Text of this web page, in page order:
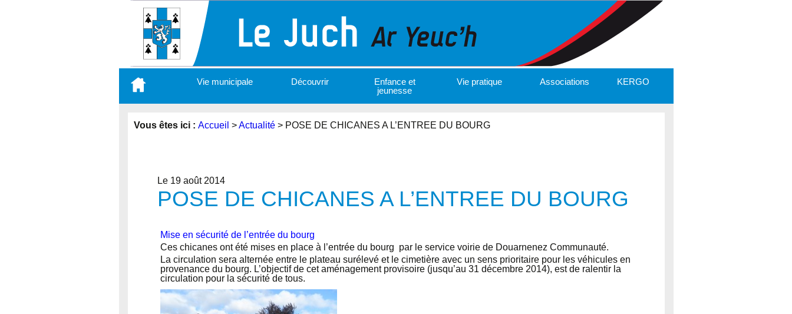
contenu
Vie municipale Découvrir
Enfance et
jeunesse
Vie pratique Associations KERGO
Vous êtes ici : Accueil >Actualité> POSE DE CHICANES A L’ENTREE DU BOURG
Le 19 août 2014
POSE DE CHICANES A L’ENTREE DU BOURG
Mise en sécurité de l’entrée du bourg
Ces chicanes ont été mises en place à l’entrée du bourg par le service voirie de Douarnenez Communauté.
La circulation sera alternée entre le plateau surélevé et le cimetière avec un sens prioritaire pour les véhicules en
provenance du bourg. L’objectif de cet aménagement provisoire (jusqu’au 31 décembre 2014), est de ralentir la
circulation pour la sécurité de tous.